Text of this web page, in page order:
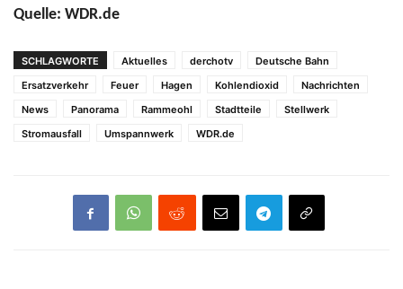
Quelle: WDR.de
SCHLAGWORTE Aktuelles derchotv
Deutsche Bahn
Ersatzverkehr
Feuer Hagen Kohlendioxid
Nachrichten
News
Panorama Rammeohl Stadtteile
Stellwerk
Stromausfall
Umspannwerk WDR.de